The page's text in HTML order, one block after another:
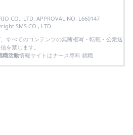
CO., LTD. APPROVAL NO. L660147
SMS CO., LTD.
すべてのコンテンツの無断複写・転載・公衆送
信を禁じます。
職活動情報サイトはナース専科 就職